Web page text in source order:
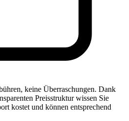
keine Überraschungen. Dank
Preisstruktur wissen Sie
kostet und können entsprechend